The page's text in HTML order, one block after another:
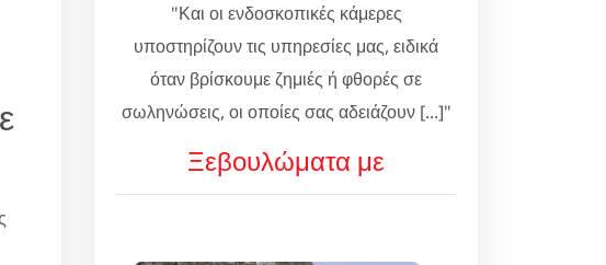
"Και οι ενδοσκοπικές κάμερες
υποστηρίζουν τις υπηρεσίες μας, ειδικά
όταν βρίσκουμε ζημιές ή φθορές σε
σωληνώσεις, οι οποίες σας αδειάζουν [...]"
Ξεβουλώματα με